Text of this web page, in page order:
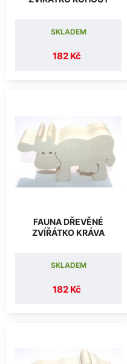
182 Kč
SKLADEM
FAUNA DŘEVĚNÉ
ZVÍŘÁTKO KRÁVA
182 Kč
SKLADEM